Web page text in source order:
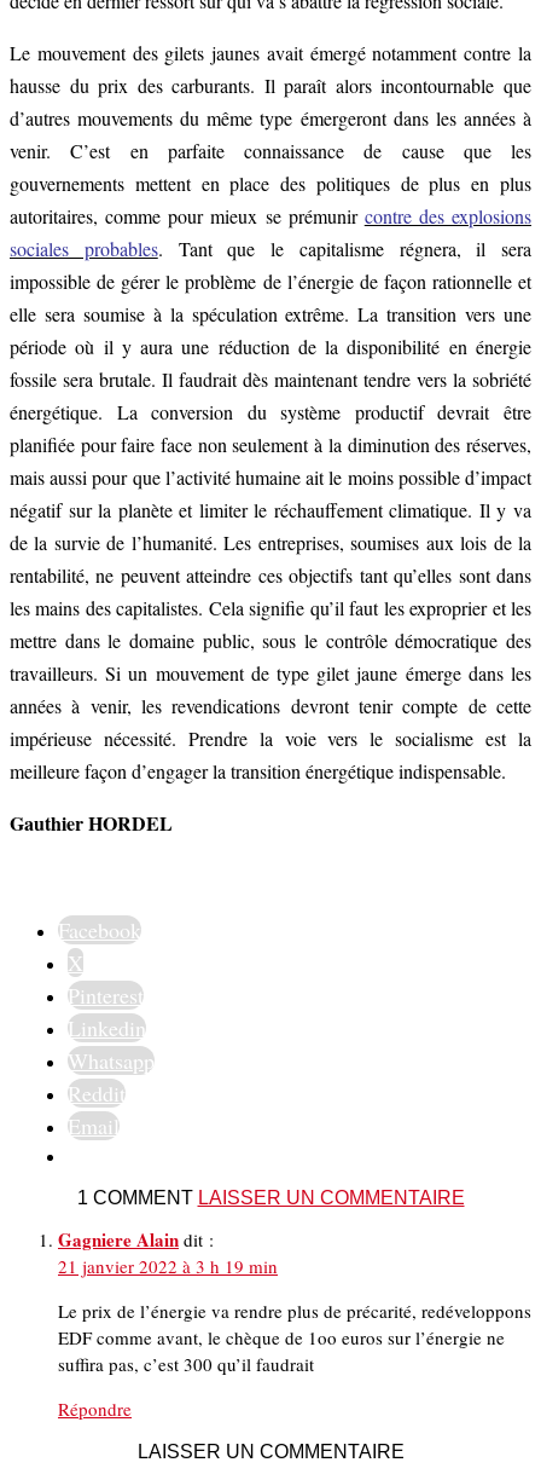
Le mouvement des gilets jaunes avait émergé notamment contre la
hausse du prix des carburants. Il paraît alors incontournable que
d’autres mouvements du même type émergeront dans les années à
venir. C’est en parfaite connaissance de cause que les
gouvernements mettent en place des politiques de plus en plus
autoritaires, comme pour mieux se prémunir contre des explosions
sociales probables. Tant que le capitalisme régnera, il sera
impossible de gérer le problème de l’énergie de façon rationnelle et
elle sera soumise à la spéculation extrême. La transition vers une
période où il y aura une réduction de la disponibilité en énergie
fossile sera brutale. Il faudrait dès maintenant tendre vers la sobriété
énergétique. La conversion du système productif devrait être
planifiée pour faire face non seulement à la diminution des réserves,
mais aussi pour que l’activité humaine ait le moins possible d’impact
négatif sur la planète et limiter le réchauffement climatique. Il y va
de la survie de l’humanité. Les entreprises, soumises aux lois de la
rentabilité, ne peuvent atteindre ces objectifs tant qu’elles sont dans
les mains des capitalistes. Cela signifie qu’il faut les exproprier et les
mettre dans le domaine public, sous le contrôle démocratique des
travailleurs. Si un mouvement de type gilet jaune émerge dans les
années à venir, les revendications devront tenir compte de cette
impérieuse nécessité. Prendre la voie vers le socialisme est la
meilleure façon d’engager la transition énergétique indispensable.
Gauthier HORDEL
Facebook
X
Pinterest
Linkedin
Whatsapp
Reddit
Email
1 COMMENT LAISSER UN COMMENTAIRE
Gagniere Alain dit :
21 janvier 2022 à 3 h 19 min
Le prix de l’énergie va rendre plus de précarité, redéveloppons
EDF comme avant, le chèque de 1oo euros sur l’énergie ne
suffira pas, c’est 300 qu’il faudrait
Répondre
LAISSER UN COMMENTAIRE